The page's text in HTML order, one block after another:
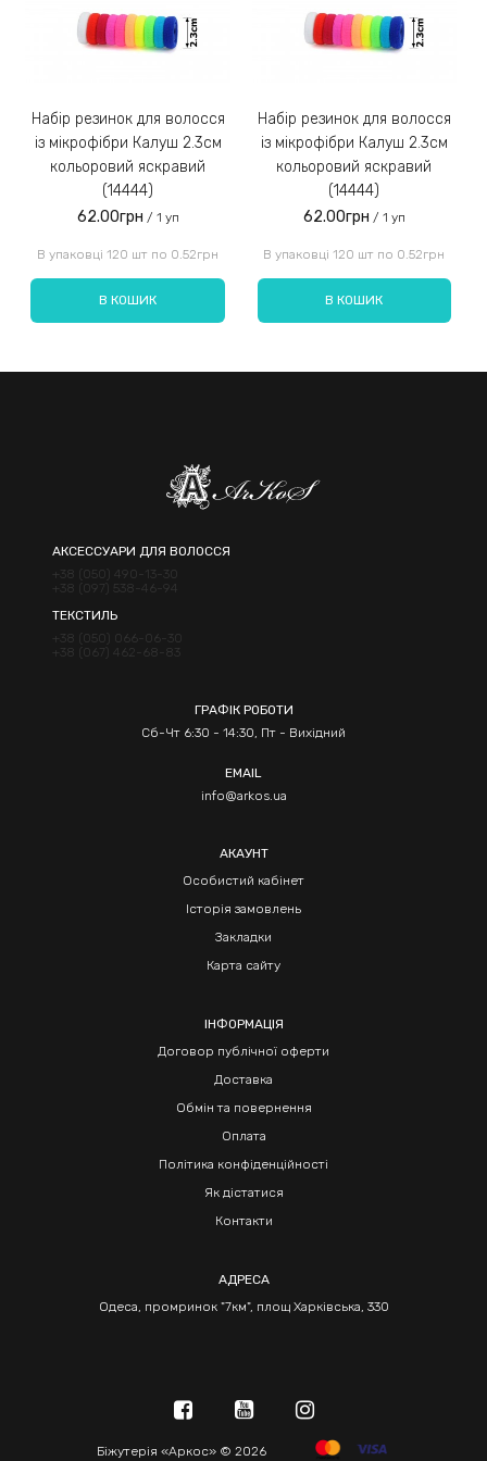
Замовлення післяплатою не надсилаємо!
Введіть код, вказаний на зображенні:
Набір резинок для волосся
із мікрофібри Калуш 2.3см
кольоровий яскравий
(14444)
62.00грн / 1 уп
В упаковці 120 шт по 0.52грн
В КОШИК
Набір резинок для волосся
із мікрофібри Калуш 2.3см
кольоровий яскравий
(14444)
62.00грн / 1 уп
В упаковці 120 шт по 0.52грн
В КОШИК
АКСЕССУАРИ ДЛЯ ВОЛОССЯ
+38 (050) 490-13-30
+38 (097) 538-46-94
ТЕКСТИЛЬ
+38 (050) 066-06-30
+38 (067) 462-68-83
ГРАФІК РОБОТИ
Сб-Чт 6:30 - 14:30, Пт - Вихідний
EMAIL
info@arkos.ua
АКАУНТ
Особистий кабінет
Історія замовлень
Закладки
Карта сайту
ІНФОРМАЦІЯ
Договор публічної оферти
Доставка
Обмін та повернення
Оплата
Політика конфіденційності
Як дістатися
Контакти
АДРЕСА
Одеса, промринок "7км", площ Харківська, 330
Біжутерія «Аркос» © 2026